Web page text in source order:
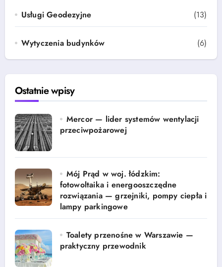
Usługi Geodezyjne (13)
Wytyczenia budynków (6)
Ostatnie wpisy
Mercor — lider systemów wentylacji
przeciwpożarowej
Mój Prąd w woj. łódzkim:
fotowoltaika i energooszczędne
rozwiązania — grzejniki, pompy ciepła i
lampy parkingowe
Toalety przenośne w Warszawie —
praktyczny przewodnik